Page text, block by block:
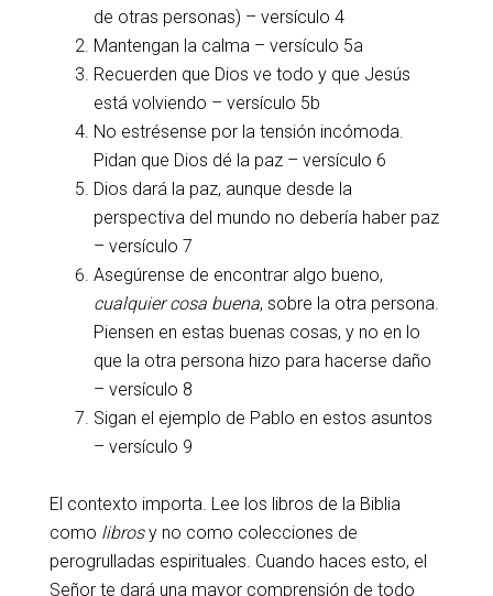
de otras personas) – versículo 4
Mantengan la calma – versículo 5a
Recuerden que Dios ve todo y que Jesús
está volviendo – versículo 5b
No estrésense por la tensión incómoda.
Pidan que Dios dé la paz – versículo 6
Dios dará la paz, aunque desde la
perspectiva del mundo no debería haber paz
– versículo 7
Asegúrense de encontrar algo bueno,
cualquier cosa buena, sobre la otra persona.
Piensen en estas buenas cosas, y no en lo
que la otra persona hizo para hacerse daño
– versículo 8
Sigan el ejemplo de Pablo en estos asuntos
– versículo 9
El contexto importa. Lee los libros de la Biblia
como librosy no como colecciones de
perogrulladas espirituales. Cuando haces esto, el
Señor te dará una mayor comprensión de todo